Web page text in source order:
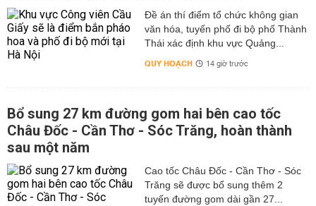
Đề án thí điểm tổ chức không gian
văn hóa, tuyến phố đi bộ phố Thành
Thái xác định khu vực Quảng...
QUY HOẠCH 14 giờ trước
Bổ sung 27 km đường gom hai bên cao tốc
Châu Đốc - Cần Thơ - Sóc Trăng, hoàn thành
sau một năm
Cao tốc Châu Đốc - Cần Thơ - Sóc
Trăng sẽ được bổ sung thêm 2
tuyến đường gom dài gần 27...